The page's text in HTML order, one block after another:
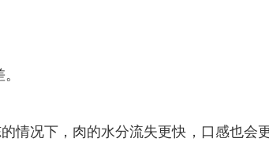
情况下，肉的水分流失更快，口感也会